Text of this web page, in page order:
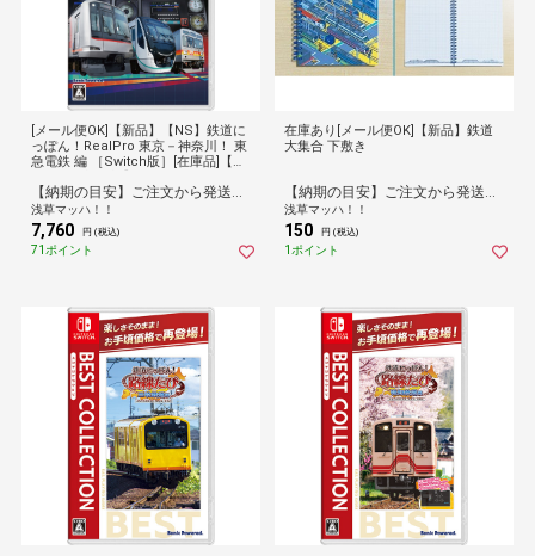
[メール便OK]【新品】【NS】鉄道に
っぽん！RealPro 東京－神奈川！ 東
急電鉄 編 ［Switch版］[在庫品]【ネ
【納期の目安】ご注文から発送まで[1営業日※在庫品]お時間がかかります。
浅草マッハ！！
7,760 円 (税込)
71ポイント
在庫あり[メール便OK]【新品】鉄道
大集合 下敷き
【納期の目安】ご注文から発送まで[1営業日※在庫品]お時間がかかります。
浅草マッハ！！
150 円 (税込)
1ポイント